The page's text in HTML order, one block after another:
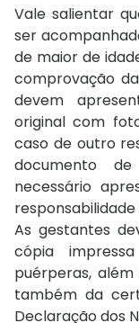
Vale salientar
ser
de maior de
comprovação
devem
original com
caso de outro
documento
necessário
As gestantes
cópia
puérperas,
também da
Declaração dos